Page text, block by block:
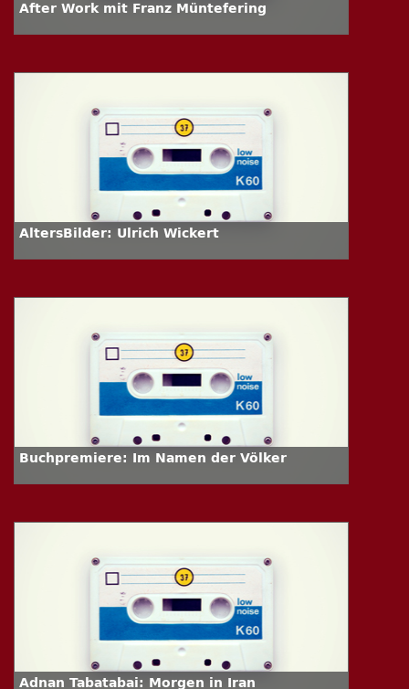
After Work mit Franz Müntefering
AltersBilder: Ulrich Wickert
Buchpremiere: Im Namen der Völker
Adnan Tabatabai: Morgen in Iran